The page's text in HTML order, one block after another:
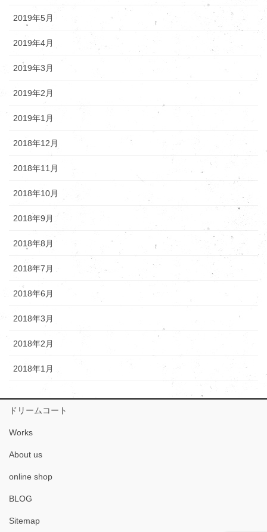
2019年5月
2019年4月
2019年3月
2019年2月
2019年1月
2018年12月
2018年11月
2018年10月
2018年9月
2018年8月
2018年7月
2018年6月
2018年3月
2018年2月
2018年1月
ドリームコート
Works
About us
online shop
BLOG
Sitemap